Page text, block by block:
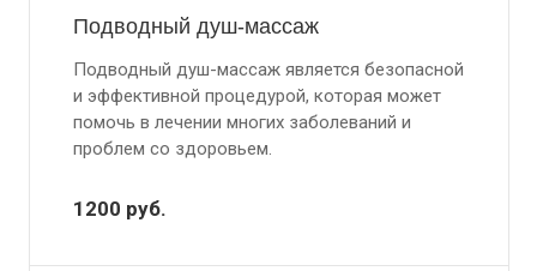
Подводный душ-массаж
Подводный душ-массаж является безопасной
и эффективной процедурой, которая может
помочь в лечении многих заболеваний и
проблем со здоровьем.
1200 руб.